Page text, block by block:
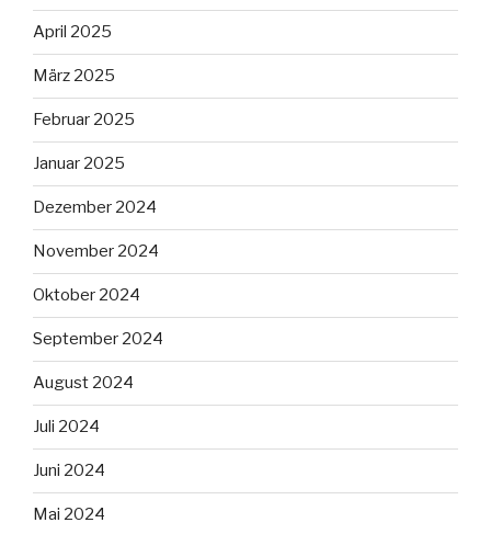
April 2025
März 2025
Februar 2025
Januar 2025
Dezember 2024
November 2024
Oktober 2024
September 2024
August 2024
Juli 2024
Juni 2024
Mai 2024